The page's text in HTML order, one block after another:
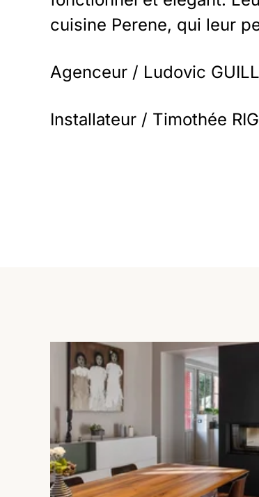
cuisine Perene, qui leur
Agenceur / Ludovic
Installateur / Timothée